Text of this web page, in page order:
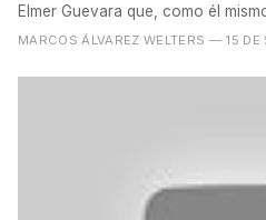
Elmer Guevara que, como él
MARCOS ÁLVAREZ WELTERS — 15 DE